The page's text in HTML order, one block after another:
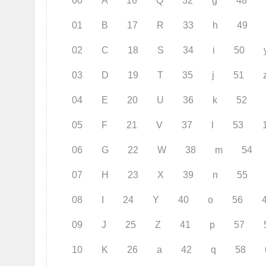
01 B 17 R 33 h 49
02 C 18 S 34 i 50
03 D 19 T 35 j 51
04 E 20 U 36 k 52
05 F 21 V 37 l 53
06 G 22 W 38 m 54
07 H 23 X 39 n 55
08 I 24 Y 40 o 56
09 J 25 Z 41 p 57
10 K 26 a 42 q 58